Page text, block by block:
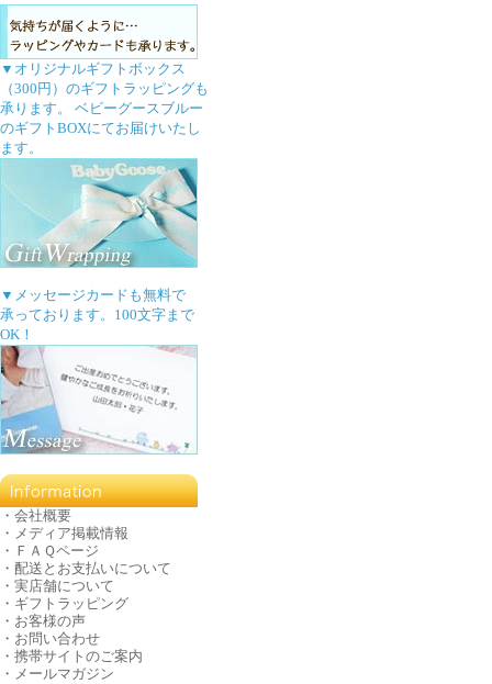
▼オリジナルギフトボックス
（300円）のギフトラッピングも
承ります。 ベビーグースブルー
のギフトBOXにてお届けいたし
ます。
▼メッセージカードも無料で
承っております。100文字まで
OK！
・ 会社概要
・ メディア掲載情報
・ ＦＡＱページ
・ 配送とお支払いについて
・ 実店舗について
・ ギフトラッピング
・ お客様の声
・ お問い合わせ
・ 携帯サイトのご案内
・ メールマガジン